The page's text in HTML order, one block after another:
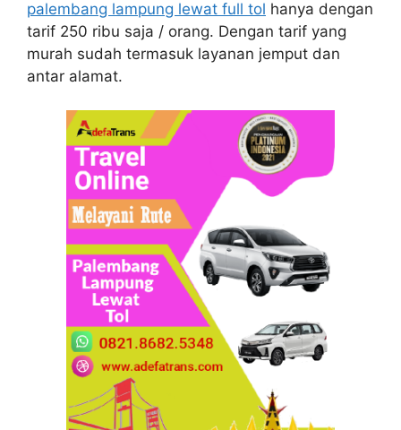
palembang lampung lewat full tol hanya dengan
tarif 250 ribu saja / orang. Dengan tarif yang
murah sudah termasuk layanan jemput dan
antar alamat.